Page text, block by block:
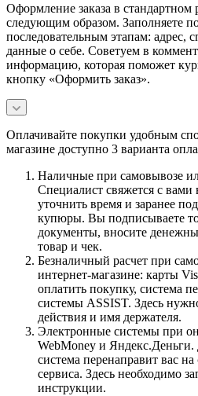
Оформление заказа в
следующим образом. Заполняете
последовательным этапам: адрес,
данные о себе. Советуем в
информацию, которая поможет
кнопку «Оформить заказ».
Оплачивайте покупки удобным
магазине доступно 3 варианта
Наличные при самовывозе
Специалист свяжется с вами
уточнить время и заранее
купюры. Вы подписываете
документы, вносите
товар и чек.
Безналичный расчет при
интернет-магазине: карты
оплатить покупку, система
системы ASSIST. Здесь
действия и имя держателя.
Электронные системы при
WebMoney и
система перенаправит вас
сервиса. Здесь необходимо
инструкции.